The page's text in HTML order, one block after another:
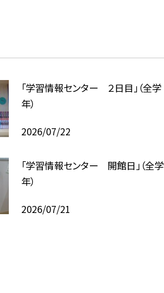
「学習情報センター ２日目」（全学
年）
2026/07/22
「学習情報センター 開館日」（全学
年）
2026/07/21